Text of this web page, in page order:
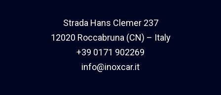
Strada Hans Clemer 237
12020 Roccabruna (CN) – Italy
+39 0171 902269
info@inoxcar.it